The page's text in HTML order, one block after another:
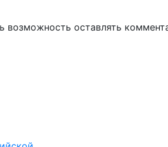
возможность оставлять